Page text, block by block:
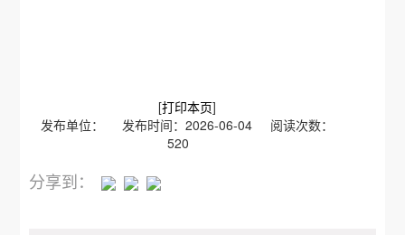
[打印本页]
发布单位： 发布时间：2026-06-04 阅读次数：
520
分享到：